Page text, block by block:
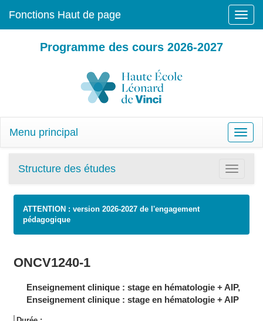
Toggle
Fonctions Haut de page
Programme des cours 2026-2027
Toggle
Menu principal
Toggle
Structure des études
ATTENTION : version 2026-2027 de l'engagement
pédagogique
ONCV1240-1
Enseignement clinique : stage en hématologie + AIP,
Enseignement clinique : stage en hématologie + AIP